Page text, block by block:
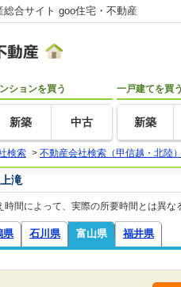
合サイト goo住宅・不動産
ションを買う
新築 中古
一戸建てを買う
新築
検索 > 不動産会社検索（甲信越・北陸）
滝
間によって、実際の所要時間とは異な
県 石川県 富山県 福井県